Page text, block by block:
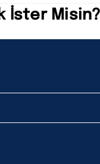
İster Misin?